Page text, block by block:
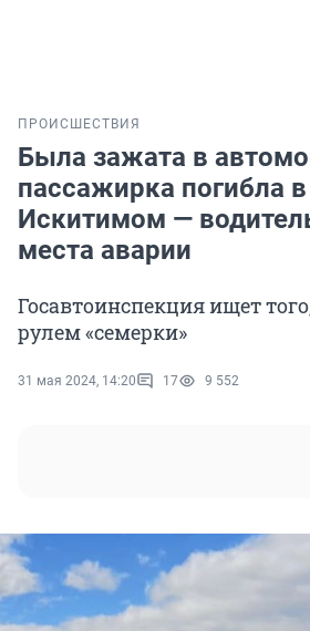
ПРОИСШЕСТВИЯ
Была зажата в
пассажирка погибла
Искитимом —
места аварии
Госавтоинспекция ищет
рулем «семерки»
31 мая 2024, 14:20 17 9 552